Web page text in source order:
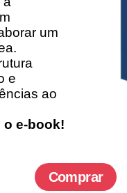
um
e
ao
o e-book!
Comprar